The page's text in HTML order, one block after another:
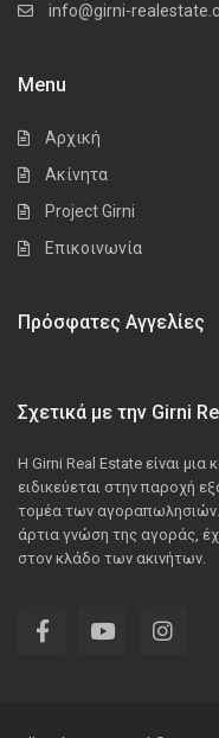
info@girni-
Menu
Αρχική
Ακίνητα
Project Girni
Επικοινωνία
Πρόσφατες Αγγελίες
Σχετικά με την Girni
Η Girni Real Estate είναι μια
ειδικεύεται στην παροχή
τομέα των αγοραπωλησιών.
άρτια γνώση της αγοράς,
στον κλάδο των ακινήτων.